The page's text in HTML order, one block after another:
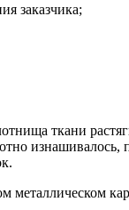
заказчика;
ткани
изнашивалось,
металлическом